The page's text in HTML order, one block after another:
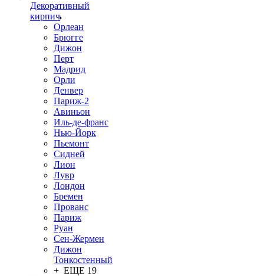
Декоративный
кирпич
Орлеан
Брюгге
Дижон
Перт
Мадрид
Орли
Денвер
Париж-2
Авиньон
Иль-де-франс
Нью-Йорк
Пьемонт
Сидней
Лион
Лувр
Лондон
Бремен
Прованс
Париж
Руан
Сен-Жермен
Дижон
Тонкостенный
+ ЕЩЕ 19